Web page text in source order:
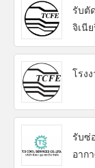
รับตั
จิเนี
โรง
รับซ่
อาก